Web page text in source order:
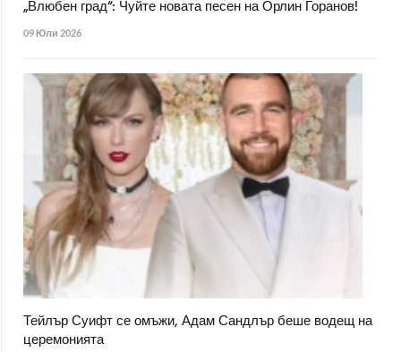
„Влюбен град“: Чуйте новата песен на Орлин Горанов!
09 Юли 2026
Тейлър Суифт се омъжи, Адам Сандлър беше водещ на
церемонията